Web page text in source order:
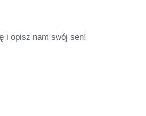
i opisz nam swój sen!